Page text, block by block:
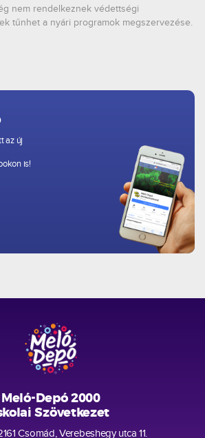
nem rendelkeznek védettségi
tűnhet a nyári programok megszervezése.
az új
is!
Meló-Depó 2000
Szövetkezet
Csomád, Verebeshegy utca 11.